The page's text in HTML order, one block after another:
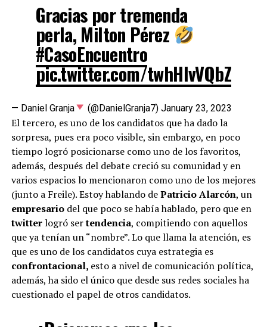
Gracias por tremenda
perla, Milton Pérez
#CasoEncuentro
pic.twitter.com/twhHlvVQbZ
— Daniel Granja (@DanielGranja7) January 23, 2023
El tercero, es uno de los candidatos que ha dado la
sorpresa, pues era poco visible, sin embargo, en poco
tiempo logró posicionarse como uno de los favoritos,
además, después del debate creció su comunidad y en
varios espacios lo mencionaron como uno de los mejores
(junto a Freile). Estoy hablando dePatricio Alarcón, un
empresariodel que poco se había hablado, pero que en
twitterlogró sertendencia, compitiendo con aquellos
que ya tenían un “nombre”. Lo que llama la atención, es
que es uno de los candidatos cuya estrategia es
confrontacional, esto a nivel de comunicación política,
además, ha sido el único que desde sus redes sociales ha
cuestionado el papel de otros candidatos.